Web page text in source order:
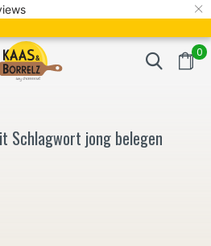
×
0
von 3 Tagen Gratis bezorgd
Schlagwort jong belegen